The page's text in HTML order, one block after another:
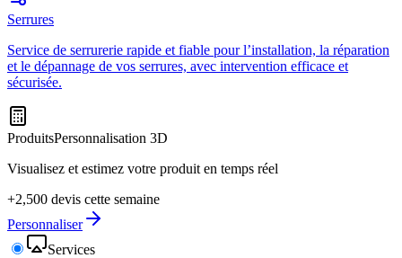
Serrures
Service de serrurerie rapide et fiable pour l’installation, la réparation
et le dépannage de vos serrures, avec intervention efficace et
sécurisée.
ProduitsPersonnalisation 3D
Visualisez et estimez votre produit en temps réel
+2,500 devis cette semaine
Personnaliser
Services